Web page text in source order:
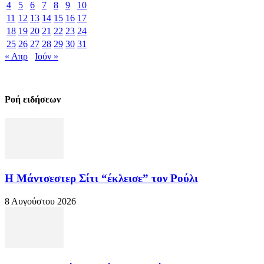
4 5 6 7 8 9
10
11 12 13 14 15 16 17
18 19 20 21 22 23 24
25 26 27 28 29 30 31
« Απρ
Ιούν »
Ροή ειδήσεων
Η Μάντσεστερ Σίτι “έκλεισε” τον Ρούλι
8 Αυγούστου 2026